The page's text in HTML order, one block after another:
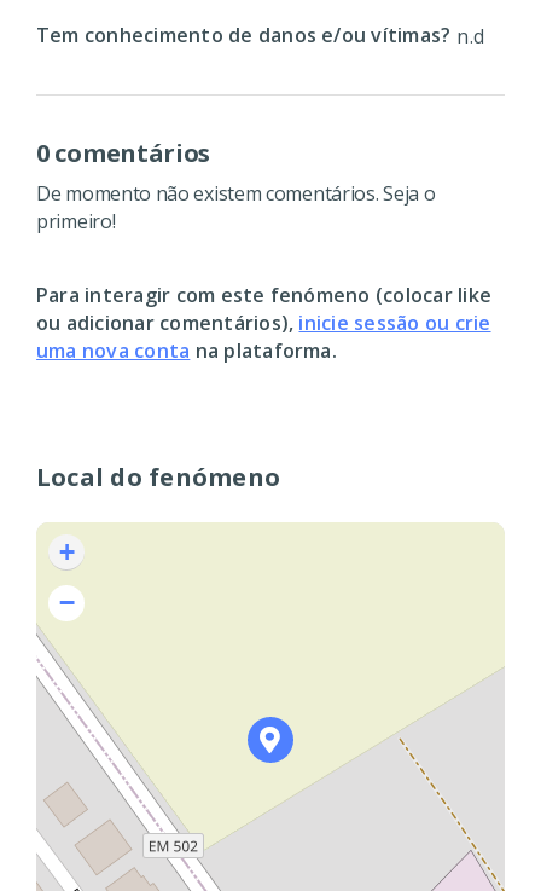
Local do fenómeno
+
−
Tem conhecimento de danos e/ou vítimas? n.d
0 comentários
De momento não existem comentários. Seja o
primeiro!
Para interagir com este fenómeno (colocar like
ou adicionar comentários), inicie sessão ou crie
uma nova conta na plataforma.